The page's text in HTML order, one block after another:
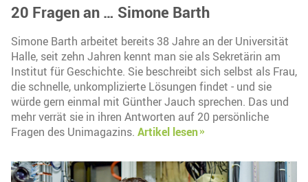
20 Fragen an … Simone Barth
Simone Barth arbeitet bereits 38 Jahre an der Universität
Halle, seit zehn Jahren kennt man sie als Sekretärin am
Institut für Geschichte. Sie beschreibt sich selbst als Frau,
die schnelle, unkomplizierte Lösungen findet - und sie
würde gern einmal mit Günther Jauch sprechen. Das und
mehr verrät sie in ihren Antworten auf 20 persönliche
Fragen des Unimagazins. Artikel lesen